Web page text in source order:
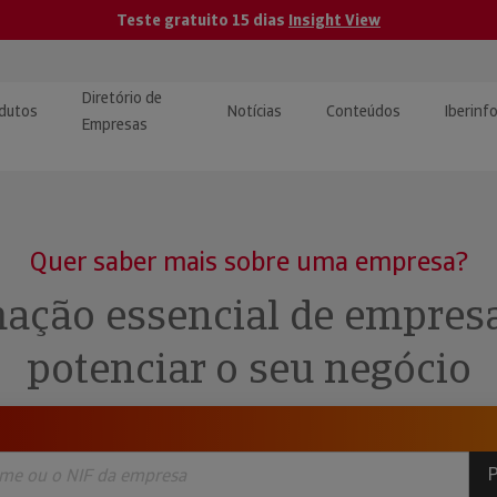
Teste gratuito 15 dias Insight View
de Créditos
Diretório de
Empresas
Notícias Conteúdos
Quer saber mais sobre uma empresa?
essencial de
potenciar o seu negócio